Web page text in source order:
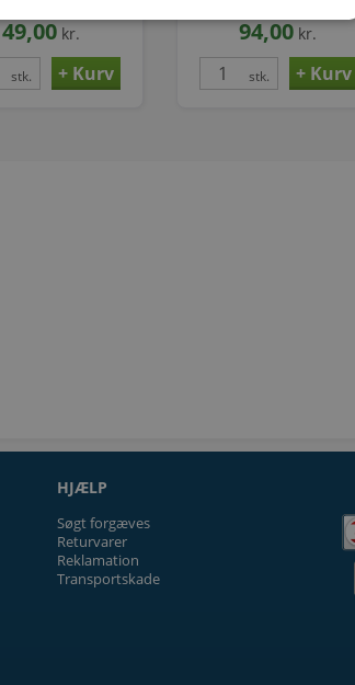
49,00 kr.
stk.
94,00 kr.
stk.
HJÆLP
Søgt forgæves
Returvarer
Reklamation
Transportskade